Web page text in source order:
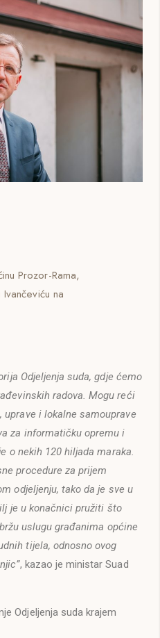
Prozor-Rama,
Ivančeviću na
Odjeljenja suda, gdje ćemo
radova. Mogu reći
i lokalne samouprave
za informatičku opremu i
o nekih 120 hiljada maraka.
procedure za prijem
odjeljenju, tako da je sve u
je u konačnici pružiti što
uslugu građanima općine
tijela, odnosno ovog
, kazao je ministar Suad
Odjeljenja suda krajem